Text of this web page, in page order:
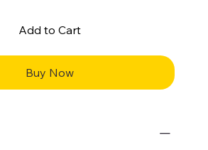
Add to Cart
Buy Now